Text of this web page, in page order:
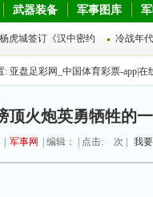
武器装备 军事图库
虎城签订《汉中密约 冷战年
: 亚盘足彩网_中国体育彩票-app|在
顶火炮英勇牺牲的
军事网 | 编辑： | 点击: 次 | 我